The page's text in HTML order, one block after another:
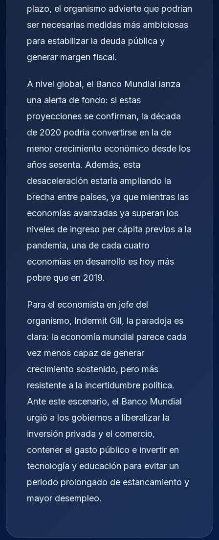
plazo, el organismo advierte que podrían
ser necesarias medidas más ambiciosas
para estabilizar la deuda pública y
generar margen fiscal.
A nivel global, el Banco Mundial lanza
una alerta de fondo: si estas
proyecciones se confirman, la década
de 2020 podría convertirse en la de
menor crecimiento económico desde los
años sesenta. Además, esta
desaceleración estaría ampliando la
brecha entre países, ya que mientras las
economías avanzadas ya superan los
niveles de ingreso per cápita previos a la
pandemia, una de cada cuatro
economías en desarrollo es hoy más
pobre que en 2019.
Para el economista en jefe del
organismo, Indermit Gill, la paradoja es
clara: la economía mundial parece cada
vez menos capaz de generar
crecimiento sostenido, pero más
resistente a la incertidumbre política.
Ante este escenario, el Banco Mundial
urgió a los gobiernos a liberalizar la
inversión privada y el comercio,
contener el gasto público e invertir en
tecnología y educación para evitar un
periodo prolongado de estancamiento y
mayor desempleo.